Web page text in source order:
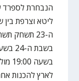
הנבחרת לספרד
לארץ להכנות